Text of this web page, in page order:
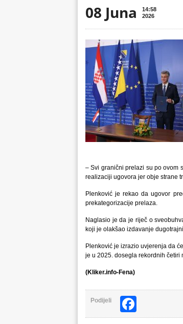
08 Juna
14:58
2026
– Svi granični prelazi su po ovom
realizaciji ugovora jer obje strane
Plenković je rekao da ugovor
prekategorizacije prelaza.
Naglasio je da je riječ o
koji je olakšao izdavanje
Plenković je izrazio uvjerenja da
je u 2025. dosegla rekordnih četiri
(Kliker.info-Fena)
Podijeli